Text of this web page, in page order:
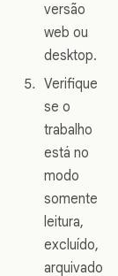
versão
web ou
desktop.
Verifique
se o
trabalho
está no
modo
somente
leitura,
excluído,
arquivado